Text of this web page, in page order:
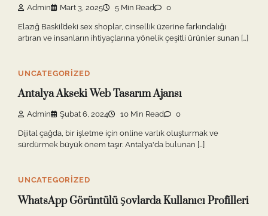
Admin Mart 3, 2025 5 Min Read 0
Elazığ Baskil’deki sex shoplar, cinsellik üzerine farkındalığı
artıran ve insanların ihtiyaçlarına yönelik çeşitli ürünler sunan […]
UNCATEGORIZED
Antalya Akseki Web Tasarım Ajansı
Admin Şubat 6, 2024 10 Min Read 0
Dijital çağda, bir işletme için online varlık oluşturmak ve
sürdürmek büyük önem taşır. Antalya'da bulunan […]
UNCATEGORIZED
WhatsApp Görüntülü Şovlarda Kullanıcı Profilleri